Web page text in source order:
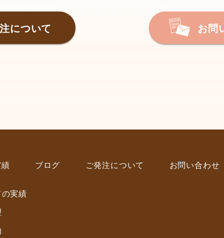
について お問
ブログ ご発注について お問い合わせ
実績